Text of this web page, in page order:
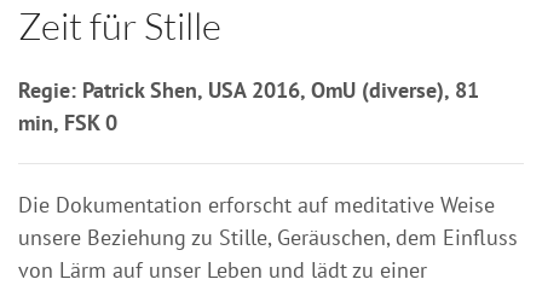
Zeit für Stille
Regie: Patrick Shen, USA 2016, OmU (diverse), 81
min, FSK 0
Die Dokumentation erforscht auf meditative Weise
unsere Beziehung zu Stille, Geräuschen, dem Einfluss
von Lärm auf unser Leben und lädt zu einer